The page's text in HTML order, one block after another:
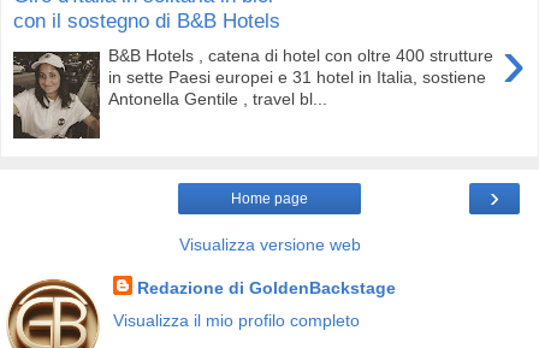
con il sostegno di B&B Hotels
›
B&B Hotels , catena di hotel con oltre 400 strutture
in sette Paesi europei e 31 hotel in Italia, sostiene
Antonella Gentile , travel bl...
›
Home page
Visualizza versione web
Redazione di GoldenBackstage
Visualizza il mio profilo completo